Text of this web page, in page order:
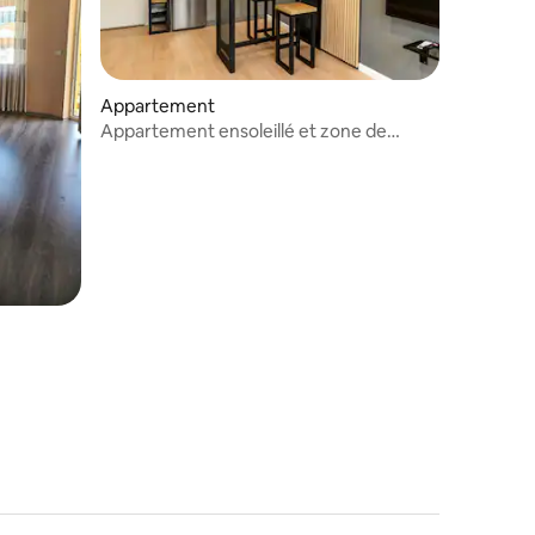
Appartement
Appartement ensoleillé et zone de